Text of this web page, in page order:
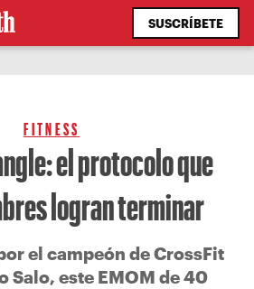
SUSCRÍBETE
FITNESS
el protocolo que
logran terminar
el campeón de CrossFit
Salo, este EMOM de 40